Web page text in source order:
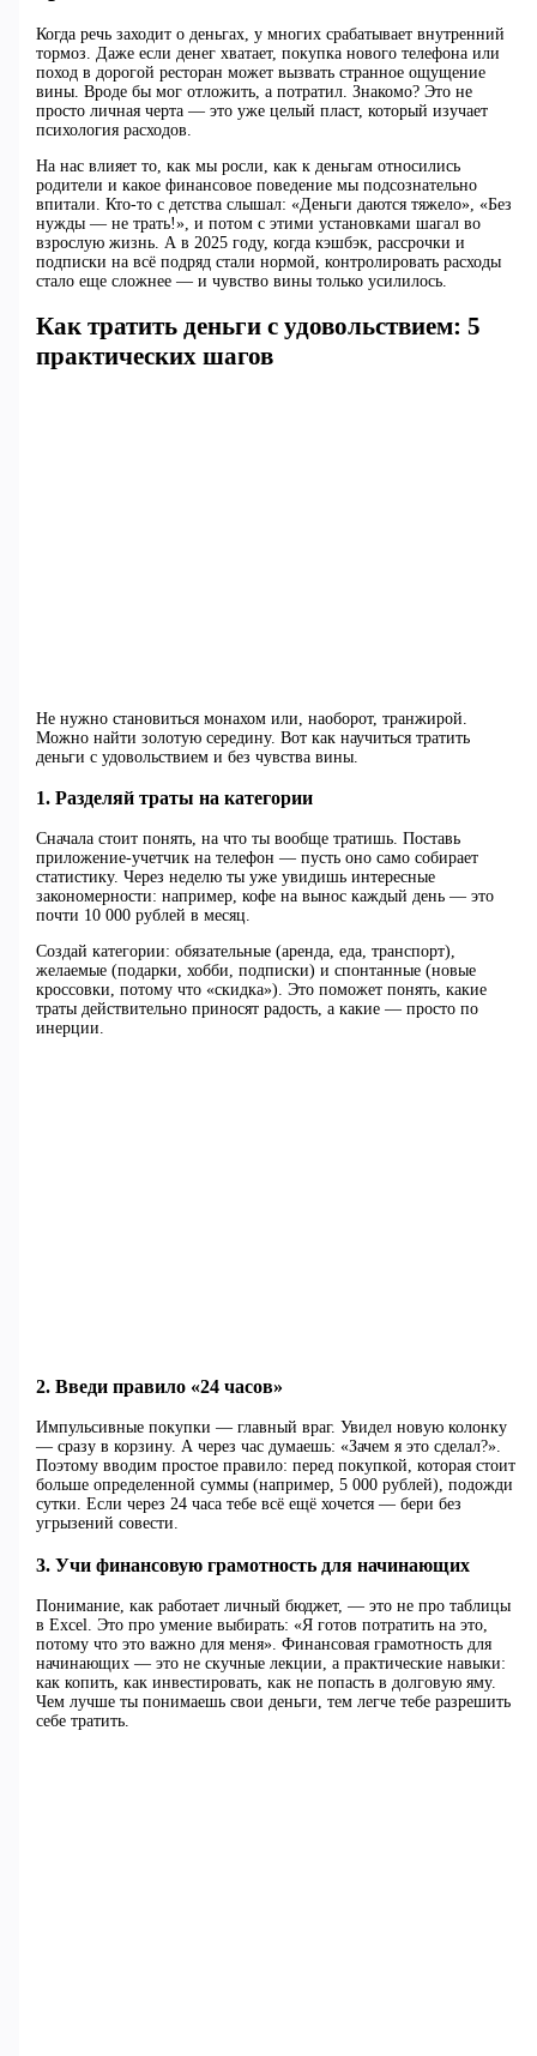
Когда речь заходит о деньгах, у многих срабатывает внутренний
тормоз. Даже если денег хватает, покупка нового телефона или
поход в дорогой ресторан может вызвать странное ощущение
вины. Вроде бы мог отложить, а потратил. Знакомо? Это не
просто личная черта — это уже целый пласт, который изучает
психология расходов.
На нас влияет то, как мы росли, как к деньгам относились
родители и какое финансовое поведение мы подсознательно
впитали. Кто-то с детства слышал: «Деньги даются тяжело», «Без
нужды — не трать!», и потом с этими установками шагал во
взрослую жизнь. А в 2025 году, когда кэшбэк, рассрочки и
подписки на всё подряд стали нормой, контролировать расходы
стало еще сложнее — и чувство вины только усилилось.
Как тратить деньги с удовольствием: 5
практических шагов
Не нужно становиться монахом или, наоборот, транжирой.
Можно найти золотую середину. Вот как научиться тратить
деньги с удовольствием и без чувства вины.
1. Разделяй траты на категории
Сначала стоит понять, на что ты вообще тратишь. Поставь
приложение-учетчик на телефон — пусть оно само собирает
статистику. Через неделю ты уже увидишь интересные
закономерности: например, кофе на вынос каждый день — это
почти 10 000 рублей в месяц.
Создай категории: обязательные (аренда, еда, транспорт),
желаемые (подарки, хобби, подписки) и спонтанные (новые
кроссовки, потому что «скидка»). Это поможет понять, какие
траты действительно приносят радость, а какие — просто по
инерции.
2. Введи правило «24 часов»
Импульсивные покупки — главный враг. Увидел новую колонку
— сразу в корзину. А через час думаешь: «Зачем я это сделал?».
Поэтому вводим простое правило: перед покупкой, которая стоит
больше определенной суммы (например, 5 000 рублей), подожди
сутки. Если через 24 часа тебе всё ещё хочется — бери без
угрызений совести.
3. Учи финансовую грамотность для начинающих
Понимание, как работает личный бюджет, — это не про таблицы
в Excel. Это про умение выбирать: «Я готов потратить на это,
потому что это важно для меня». Финансовая грамотность для
начинающих — это не скучные лекции, а практические навыки:
как копить, как инвестировать, как не попасть в долговую яму.
Чем лучше ты понимаешь свои деньги, тем легче тебе разрешить
себе тратить.